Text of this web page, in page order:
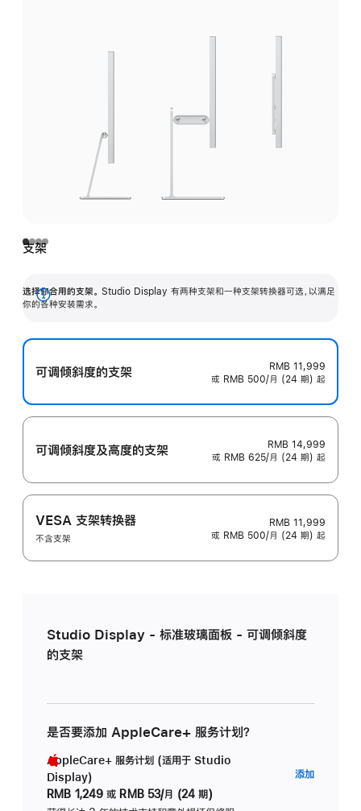
支架
选择你合用的支架。 Studio Display 有两种支架和一种支架转换器可选，以满足
你的各种安装需求。
展
可调倾斜度的支架
RMB 11,999
或 RMB 500/月 (24 期) 起
可调倾斜度及高‍度的支‍架
RMB 14,999
或 RMB 625/月 (24 期) 起
VESA 支架转换器
不含支架
RMB 11,999
或 RMB 500/月 (24 期) 起
Studio Display - 标准玻璃面板 - 可调倾斜度
的支架
是否要添加 AppleCare+ 服务计划？
AppleCare+ 服务计划 (适用于 Studio
Display)
RMB 1,249 或 RMB 53/月 (24 期)
添加